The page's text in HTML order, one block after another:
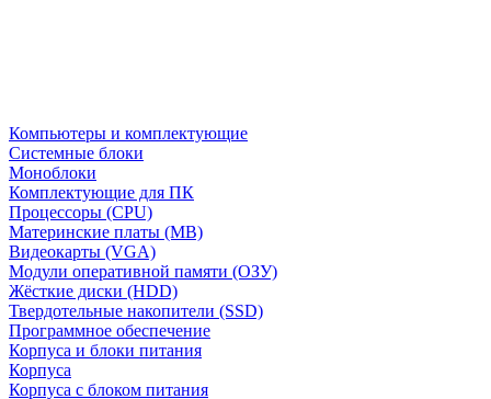
Компьютеры и комплектующие
Системные блоки
Моноблоки
Комплектующие для ПК
Процессоры (CPU)
Материнские платы (MB)
Видеокарты (VGA)
Модули оперативной памяти (ОЗУ)
Жёсткие диски (HDD)
Твердотельные накопители (SSD)
Программное обеспечение
Корпуса и блоки питания
Корпуса
Корпуса с блоком питания